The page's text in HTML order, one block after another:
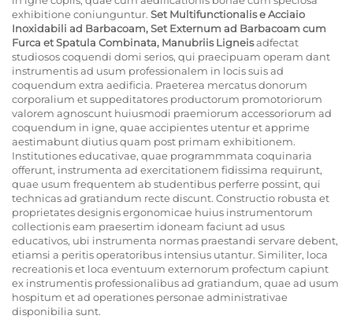
exhibitione coniunguntur. Set Multifunctionalis e Acciaio
Inoxidabili ad Barbacoam, Set Externum ad Barbacoam cum
Furca et Spatula Combinata, Manubriis Ligneisadfectat
studiosos coquendi domi serios, qui praecipuam operam dant
instrumentis ad usum professionalem in locis suis ad
coquendum extra aedificia. Praeterea mercatus donorum
corporalium et suppeditatores productorum promotoriorum
valorem agnoscunt huiusmodi praemiorum accessoriorum ad
coquendum in igne, quae accipientes utentur et apprime
aestimabunt diutius quam post primam exhibitionem.
Institutiones educativae, quae programmmata coquinaria
offerunt, instrumenta ad exercitationem fidissima requirunt,
quae usum frequentem ab studentibus perferre possint, qui
technicas ad gratiandum recte discunt. Constructio robusta et
proprietates designis ergonomicae huius instrumentorum
collectionis eam praesertim idoneam faciunt ad usus
educativos, ubi instrumenta normas praestandi servare debent,
etiamsi a peritis operatoribus intensius utantur. Similiter, loca
recreationis et loca eventuum externorum profectum capiunt
ex instrumentis professionalibus ad gratiandum, quae ad usum
hospitum et ad operationes personae administrativae
disponibilia sunt.